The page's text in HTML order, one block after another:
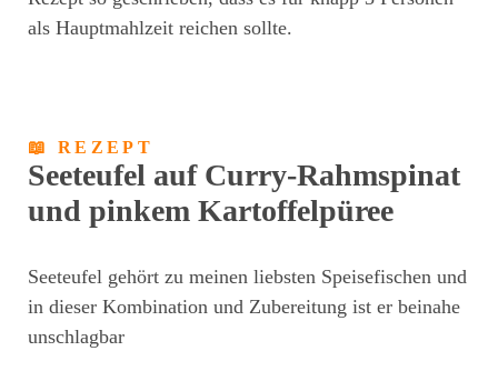
als Hauptmahlzeit reichen sollte.
📖 REZEPT
Seeteufel auf Curry-Rahmspinat
und pinkem Kartoffelpüree
Seeteufel gehört zu meinen liebsten Speisefischen und
in dieser Kombination und Zubereitung ist er beinahe
unschlagbar